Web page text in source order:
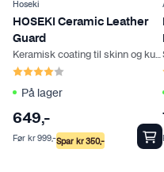
Hoseki
HOSEKI Ceramic Leather
Guard
Keramisk coating til skinn og kunstskinn
Karakter:
På lager
649,-
Spar kr350,-
Før kr999,-